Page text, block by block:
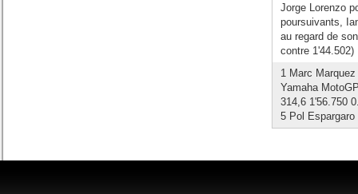
Jorge Lorenzo
poursuivants,
au regard de
contre
1 Marc
Yamaha
314,6 1'56.750
5 Pol